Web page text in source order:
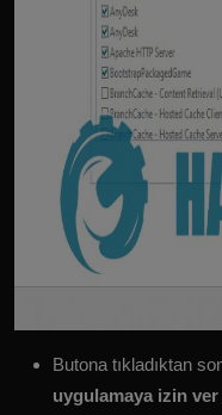
Butona tıkladıktan
uygulamaya izin ver